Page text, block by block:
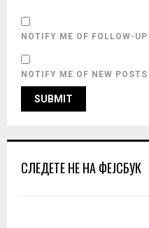
NOTIFY ME OF FOLLOW-
NOTIFY ME OF NEW
СЛЕДЕТЕ НЕ НА ФЕЈСБУК